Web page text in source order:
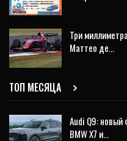
Три
Маттео де…
ТОП МЕСЯЦА
Audi Q9: новый
BMW X7 и…